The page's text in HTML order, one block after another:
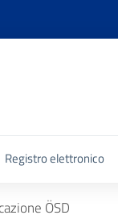
Registro elettronico
ÖSD